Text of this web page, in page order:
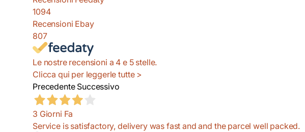
1094
Recensioni Ebay
807
Le nostre recensioni a 4 e 5 stelle.
Clicca qui per leggerle tutte >
Precedente Successivo
3 Giorni Fa
Service is satisfactory, delivery was fast and and the parcel well packed.